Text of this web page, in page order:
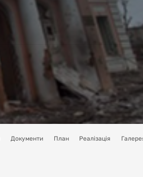
Документи План Реалізація